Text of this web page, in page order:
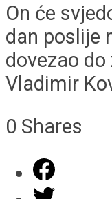
On će
dan poslije
dovezao do
Vladimir
0 Shares